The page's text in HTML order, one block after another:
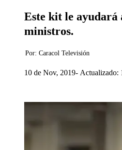
Este kit le ayudará
ministros.
Por: Caracol Televisión
10 de Nov, 2019 Actualizado: